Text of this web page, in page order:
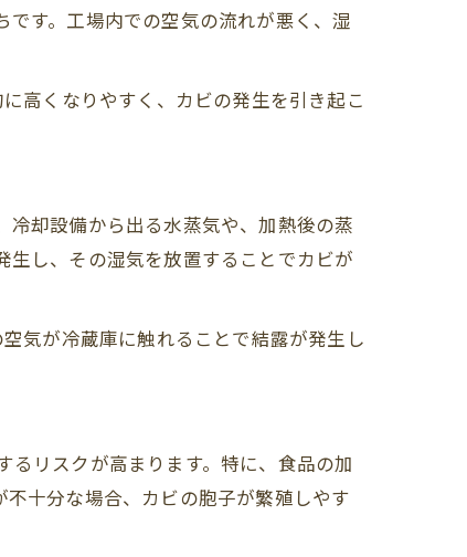
す。工場内での空気の流れが悪く、湿
高くなりやすく、カビの発生を引き起こ
却設備から出る水蒸気や、加熱後の蒸
し、その湿気を放置することでカビが
気が冷蔵庫に触れることで結露が発生し
リスクが高まります。特に、食品の加
十分な場合、カビの胞子が繁殖しやす